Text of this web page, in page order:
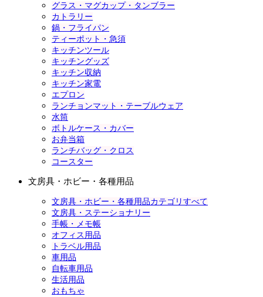
グラス・マグカップ・タンブラー
カトラリー
鍋・フライパン
ティーポット・急須
キッチンツール
キッチングッズ
キッチン収納
キッチン家電
エプロン
ランチョンマット・テーブルウェア
水筒
ボトルケース・カバー
お弁当箱
ランチバッグ・クロス
コースター
文房具・ホビー・各種用品
文房具・ホビー・各種用品カテゴリすべて
文房具・ステーショナリー
手帳・メモ帳
オフィス用品
トラベル用品
車用品
自転車用品
生活用品
おもちゃ